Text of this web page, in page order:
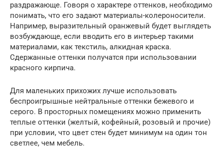
раздражающе. Говоря о характере оттенков, необходимо
понимать, что его задают материалы-колероносители.
Например, выразительный оранжевый будет выглядеть
возбуждающе, если вводить его в интерьер такими
материалами, как текстиль, алкидная краска.
Сдержанные оттенки получатся при использовании
красного кирпича.
Для маленьких прихожих лучше использовать
беспроигрышные нейтральные оттенки бежевого и
серого. В просторных помещениях можно применить
теплые оттенки (желтый, кофейный, розовый и прочие)
при условии, что цвет стен будет минимум на один тон
светлее, чем мебель.